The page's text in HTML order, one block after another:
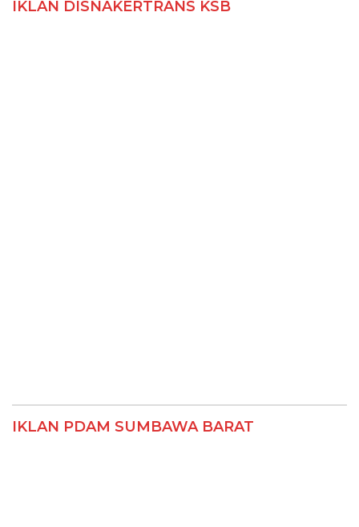
IKLAN DISNAKERTRANS KSB
IKLAN PDAM SUMBAWA BARAT